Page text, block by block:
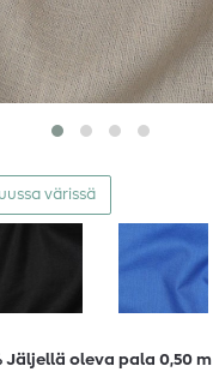
värissä
Jäljellä oleva pala 0,50 m